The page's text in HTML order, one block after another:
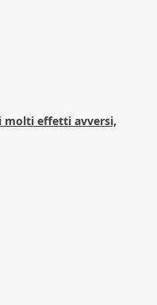
effetti avversi,